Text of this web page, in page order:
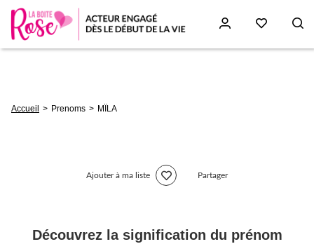
d'Ariane
Accueil Prenoms MÏLA
Ajouter à ma liste Partager
Découvrez la signification du prénom